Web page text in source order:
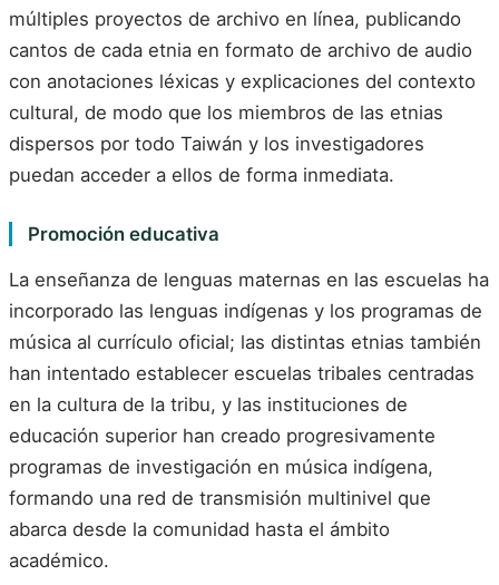
múltiples proyectos de archivo en línea, publicando
cantos de cada etnia en formato de archivo de audio
con anotaciones léxicas y explicaciones del contexto
cultural, de modo que los miembros de las etnias
dispersos por todo Taiwán y los investigadores
puedan acceder a ellos de forma inmediata.
Promoción educativa
La enseñanza de lenguas maternas en las escuelas ha
incorporado las lenguas indígenas y los programas de
música al currículo oficial; las distintas etnias también
han intentado establecer escuelas tribales centradas
en la cultura de la tribu, y las instituciones de
educación superior han creado progresivamente
programas de investigación en música indígena,
formando una red de transmisión multinivel que
abarca desde la comunidad hasta el ámbito
académico.